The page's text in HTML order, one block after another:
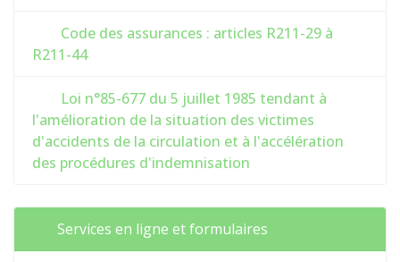
Code des assurances : articles R211-29 à
R211-44
Loi n°85-677 du 5 juillet 1985 tendant à
l'amélioration de la situation des victimes
d'accidents de la circulation et à l'accélération
des procédures d'indemnisation
Services en ligne et formulaires